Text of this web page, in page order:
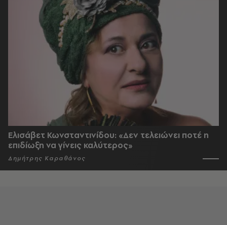
Ελισάβετ Κωνσταντινίδου: «Δεν τελειώνει ποτέ η
επιδίωξη να γίνεις καλύτερος»
Δημήτρης Καραθάνος